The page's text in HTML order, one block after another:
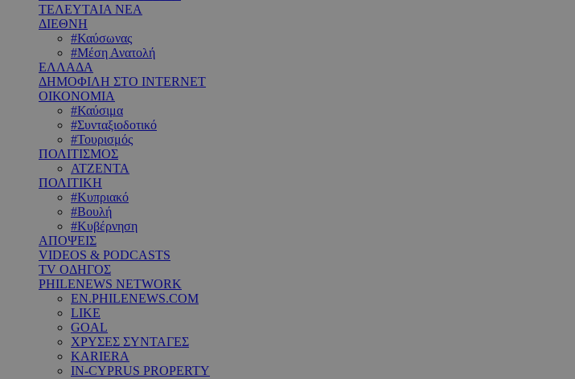
ΤΕΛΕΥΤΑΙΑ ΝΕΑ
ΔΙΕΘΝΗ
#Καύσωνας
#Μέση Ανατολή
ΕΛΛΑΔΑ
ΔΗΜΟΦΙΛΗ ΣΤΟ INTERNET
ΟΙΚΟΝΟΜΙΑ
#Καύσιμα
#Συνταξιοδοτικό
#Τουρισμός
ΠΟΛΙΤΙΣΜΟΣ
ΑΤΖΕΝΤΑ
ΠΟΛΙΤΙΚΗ
#Κυπριακό
#Βουλή
#Κυβέρνηση
ΑΠΟΨΕΙΣ
VIDEOS & PODCASTS
TV ΟΔΗΓΟΣ
PHILENEWS NETWORK
EN.PHILENEWS.COM
LIKE
GOAL
ΧΡΥΣΕΣ ΣΥΝΤΑΓΕΣ
KARIERA
IN-CYPRUS PROPERTY